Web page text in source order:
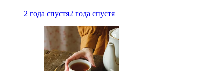
2 года спустя2 года спустя